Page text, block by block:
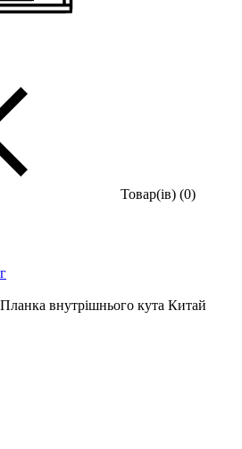
Товар(iв) (0)
внутрішнього кута Китай